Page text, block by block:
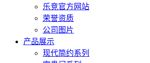
乐竞官方网站
荣誉资质
公司图片
产品展示
现代简约系列